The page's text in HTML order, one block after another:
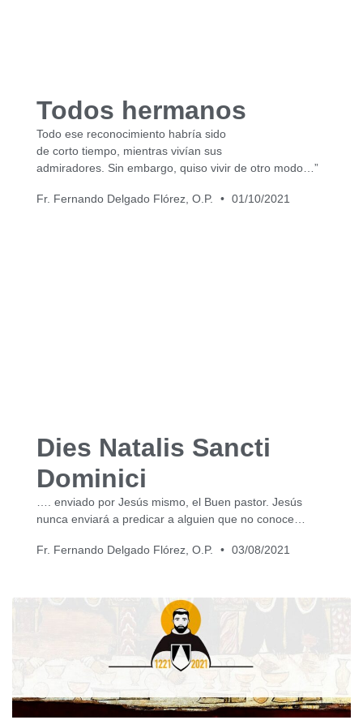
Todos hermanos
Todo ese reconocimiento habría sido
de corto tiempo, mientras vivían sus
admiradores. Sin embargo, quiso vivir de otro modo…”
Fr. Fernando Delgado Flórez, O.P. 01/10/2021
Dies Natalis Sancti
Dominici
…. enviado por Jesús mismo, el Buen pastor. Jesús
nunca enviará a predicar a alguien que no conoce…
Fr. Fernando Delgado Flórez, O.P. 03/08/2021